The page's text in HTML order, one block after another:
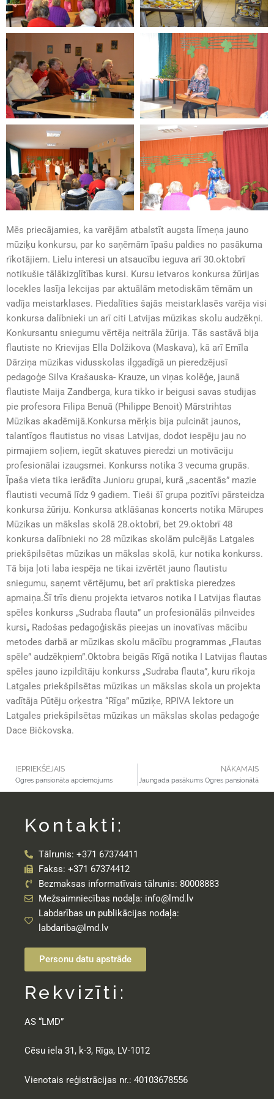
Mēs priecājamies, ka varējām atbalstīt augsta līmeņa jauno
mūziķu konkursu, par ko saņēmām īpašu paldies no pasākuma
rīkotājiem. Lielu interesi un atsaucību ieguva arī 30.oktobrī
notikušie tālākizglītības kursi. Kursu ietvaros konkursa žūrijas
locekles lasīja lekcijas par aktuālām metodiskām tēmām un
vadīja meistarklases. Piedalīties šajās meistarklasēs varēja visi
konkursa dalībnieki un arī citi Latvijas mūzikas skolu audzēkņi.
Konkursantu sniegumu vērtēja neitrāla žūrija. Tās sastāvā bija
flautiste no Krievijas Ella Dolžikova (Maskava), kā arī Emīla
Dārziņa mūzikas vidusskolas ilggadīgā un pieredzējusī
pedagoģe Silva Krašauska- Krauze, un viņas kolēģe, jaunā
flautiste Maija Zandberga, kura tikko ir beigusi savas studijas
pie profesora Filipa Benuā (Philippe Benoit) Mārstrihtas
Mūzikas akadēmijā.Konkursa mērķis bija pulcināt jaunos,
talantīgos flautistus no visas Latvijas, dodot iespēju jau no
pirmajiem soļiem, iegūt skatuves pieredzi un motivāciju
profesionālai izaugsmei. Konkurss notika 3 vecuma grupās.
Īpaša vieta tika ierādīta Junioru grupai, kurā „sacentās” mazie
flautisti vecumā līdz 9 gadiem. Tieši šī grupa pozitīvi pārsteidza
konkursa žūriju. Konkursa atklāšanas koncerts notika Mārupes
Mūzikas un mākslas skolā 28.oktobrī, bet 29.oktobrī 48
konkursa dalībnieki no 28 mūzikas skolām pulcējās Latgales
priekšpilsētas mūzikas un mākslas skolā, kur notika konkurss.
Tā bija ļoti laba iespēja ne tikai izvērtēt jauno flautistu
sniegumu, saņemt vērtējumu, bet arī praktiska pieredzes
apmaiņa.Šī trīs dienu projekta ietvaros notika I Latvijas flautas
spēles konkurss „Sudraba flauta” un profesionālās pilnveides
kursi„ Radošas pedagoģiskās pieejas un inovatīvas mācību
metodes darbā ar mūzikas skolu mācību programmas „Flautas
spēle” audzēkņiem”.Oktobra beigās Rīgā notika I Latvijas flautas
spēles jauno izpildītāju konkurss „Sudraba flauta”, kuru rīkoja
Latgales priekšpilsētas mūzikas un mākslas skola un projekta
vadītāja Pūtēju orķestra “Rīga” mūziķe, RPIVA lektore un
Latgales priekšpilsētas mūzikas un mākslas skolas pedagoģe
Dace Bičkovska.
IEPRIEKŠĒJAIS
Ogres pansionāta apciemojums
NĀKAMAIS
Jaungada pasākums Ogres pansionātā
Kontakti:
Tālrunis: +371 67374411
Fakss: +371 67374412
Bezmaksas informatīvais tālrunis: 80008883
Mežsaimniecības nodaļa: info@lmd.lv
Labdarības un publikācijas nodaļa:
labdariba@lmd.lv
Personu datu apstrāde
Rekvizīti:
AS “LMD”
Cēsu iela 31, k-3, Rīga, LV-1012
Vienotais reģistrācijas nr.: 40103678556